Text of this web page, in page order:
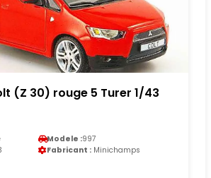
(Z 30) rouge 5 Turer 1/43
Modele :997
Fabricant : Minichamps